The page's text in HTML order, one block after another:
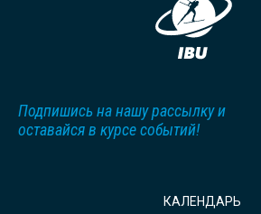
Подпишись на нашу рассылку и
оставайся в курсе событий!
КАЛЕНДАРЬ